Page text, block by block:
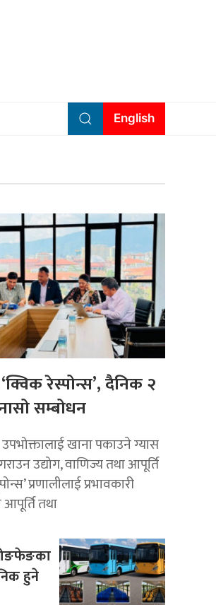
English
रेस्पोन्स’, दैनिक २
सम्बोधन
खाना पकाउने ग्यास
उद्योग, वाणिज्य तथा आपूर्ति
प्रणालीलाई प्रभावकारी
तथा
हुने